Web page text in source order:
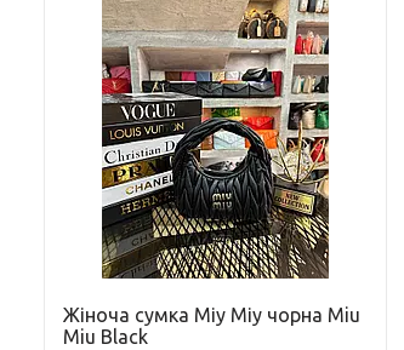
Жіноча сумка Міу Міу чорна Miu
Miu Black